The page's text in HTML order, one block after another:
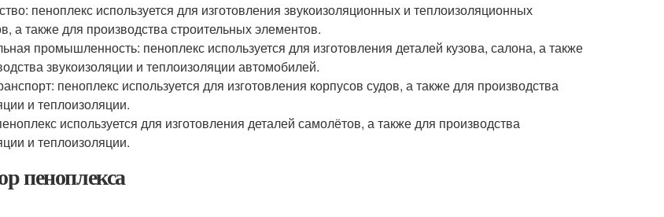
пеноплекс используется для изготовления звукоизоляционных и теплоизоляционных
а также для производства строительных элементов.
промышленность: пеноплекс используется для изготовления деталей кузова, салона, а также
звукоизоляции и теплоизоляции автомобилей.
пеноплекс используется для изготовления корпусов судов, а также для производства
и теплоизоляции.
используется для изготовления деталей самолётов, а также для производства
и теплоизоляции.
пеноплекса